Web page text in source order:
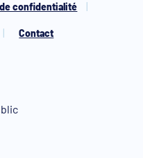
confidentialité
Contact